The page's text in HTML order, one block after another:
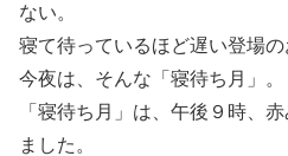
ない。
寝て待っているほど遅い登場の
今夜は、そんな「寝待ち月」。
「寝待ち月」は、午後９時、
ました。